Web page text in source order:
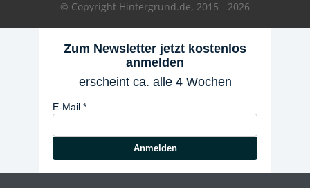
© Copyright Hintergrund.de, 2015 - 2026
Zum Newsletter jetzt kostenlos
anmelden
erscheint ca. alle 4 Wochen
E-Mail
Anmelden